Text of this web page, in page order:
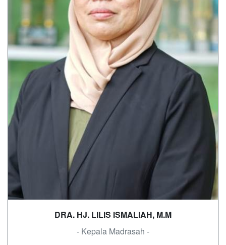
DRA. HJ. LILIS ISMALIAH, M.M
- Kepala Madrasah -